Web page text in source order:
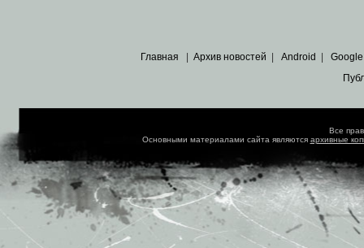
Главная Архив новостей Android Google
Все
Основными материалами сайта являются архивные